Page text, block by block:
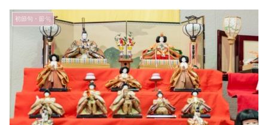
初節句・節句